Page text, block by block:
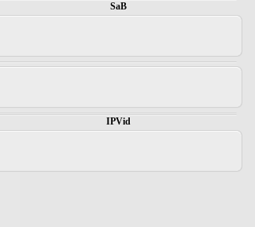
SaB
IPVid